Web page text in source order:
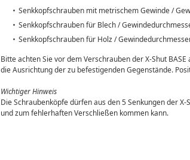
Senkkopfschrauben mit metrischem Gewinde /
Senkkopfschrauben für Blech /
Senkkopfschrauben für Holz /
Bitte achten Sie vor dem Verschrauben der X-Shut
die Ausrichtung der zu befestigenden Gegenstände.
Wichtiger Hinweis
Die Schraubenköpfe dürfen aus den 5 Senkungen der X-
und zum fehlerhaften Verschließen kommen kann.